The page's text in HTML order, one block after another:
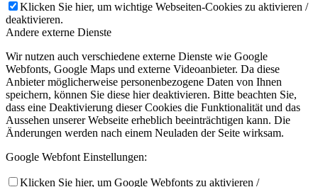
Klicken Sie hier, um wichtige Webseiten-Cookies zu aktivieren /
deaktivieren.
Andere externe Dienste
Wir nutzen auch verschiedene externe Dienste wie Google
Webfonts, Google Maps und externe Videoanbieter. Da diese
Anbieter möglicherweise personenbezogene Daten von Ihnen
speichern, können Sie diese hier deaktivieren. Bitte beachten Sie,
dass eine Deaktivierung dieser Cookies die Funktionalität und das
Aussehen unserer Webseite erheblich beeinträchtigen kann. Die
Änderungen werden nach einem Neuladen der Seite wirksam.
Google Webfont Einstellungen:
Klicken Sie hier, um Google Webfonts zu aktivieren /